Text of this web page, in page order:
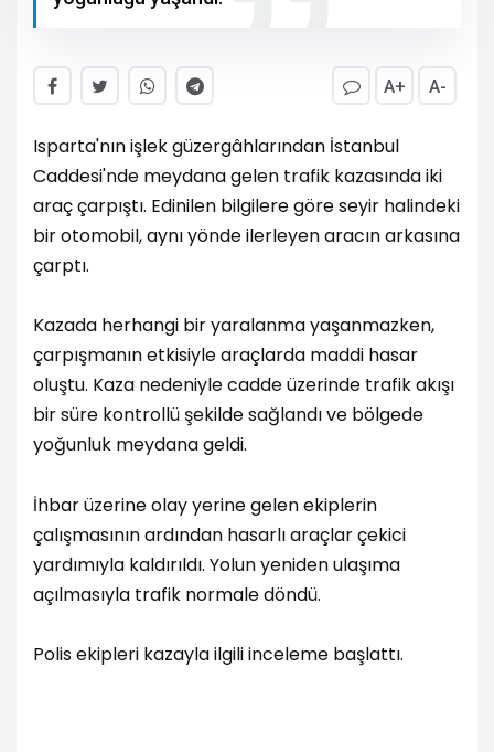
A+ A-
Isparta'nın işlek güzergâhlarından İstanbul
Caddesi'nde meydana gelen trafik kazasında iki
araç çarpıştı. Edinilen bilgilere göre seyir halindeki
bir otomobil, aynı yönde ilerleyen aracın arkasına
çarptı.
Kazada herhangi bir yaralanma yaşanmazken,
çarpışmanın etkisiyle araçlarda maddi hasar
oluştu. Kaza nedeniyle cadde üzerinde trafik akışı
bir süre kontrollü şekilde sağlandı ve bölgede
yoğunluk meydana geldi.
İhbar üzerine olay yerine gelen ekiplerin
çalışmasının ardından hasarlı araçlar çekici
yardımıyla kaldırıldı. Yolun yeniden ulaşıma
açılmasıyla trafik normale döndü.
Polis ekipleri kazayla ilgili inceleme başlattı.